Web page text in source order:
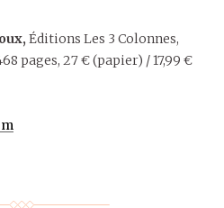
Éditions Les 3 Colonnes,
pages, 27 € (papier) / 17,99 €